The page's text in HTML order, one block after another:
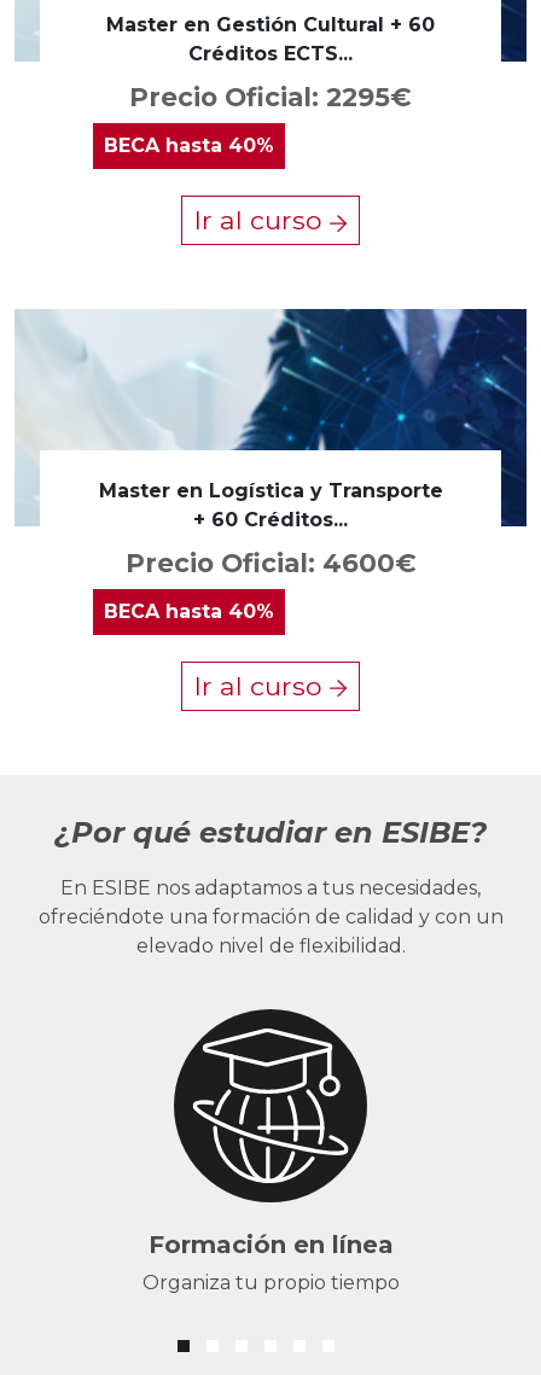
Master en Gestión Cultural + 60
Créditos ECTS...
Precio Oficial: 2295€
BECAhasta 40%
Ir al curso
Master en Logística y Transporte
+ 60 Créditos...
Precio Oficial: 4600€
BECA hasta 40%
Ir al curso
¿Por qué estudiar en ESIBE?
En ESIBE nos adaptamos a tus necesidades,
ofreciéndote una formación de calidad y con un
elevado nivel de flexibilidad.
Formación en línea
Organiza tu propio tiempo